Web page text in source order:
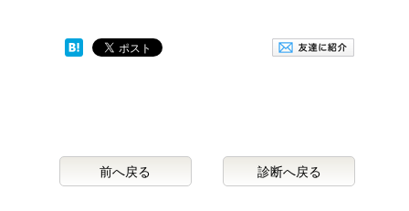
前へ戻る 診断へ戻る